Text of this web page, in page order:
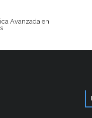
Avanzada en